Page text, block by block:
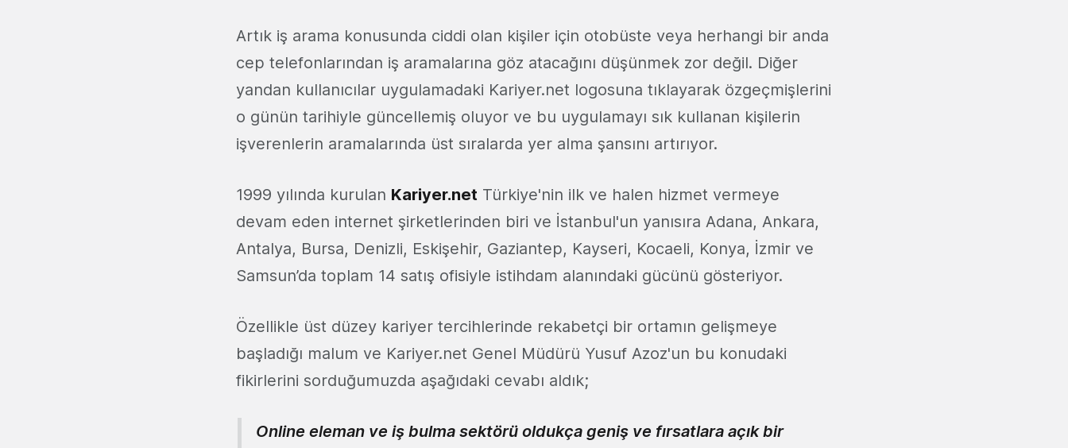
Artık iş arama konusunda ciddi olan kişiler için otobüste veya herhangi bir anda
cep telefonlarından iş aramalarına göz atacağını düşünmek zor değil. Diğer
yandan kullanıcılar uygulamadaki Kariyer.net logosuna tıklayarak özgeçmişlerini
o günün tarihiyle güncellemiş oluyor ve bu uygulamayı sık kullanan kişilerin
işverenlerin aramalarında üst sıralarda yer alma şansını artırıyor.
1999 yılında kurulan Kariyer.net Türkiye'nin ilk ve halen hizmet vermeye
devam eden internet şirketlerinden biri ve İstanbul'un yanısıra Adana, Ankara,
Antalya, Bursa, Denizli, Eskişehir, Gaziantep, Kayseri, Kocaeli, Konya, İzmir ve
Samsun’da toplam 14 satış ofisiyle istihdam alanındaki gücünü gösteriyor.
Özellikle üst düzey kariyer tercihlerinde rekabetçi bir ortamın gelişmeye
başladığı malum ve Kariyer.net Genel Müdürü Yusuf Azoz'un bu konudaki
fikirlerini sorduğumuzda aşağıdaki cevabı aldık;
Online eleman ve iş bulma sektörü oldukça geniş ve fırsatlara açık bir